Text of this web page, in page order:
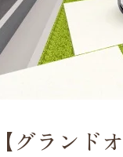
【グラン